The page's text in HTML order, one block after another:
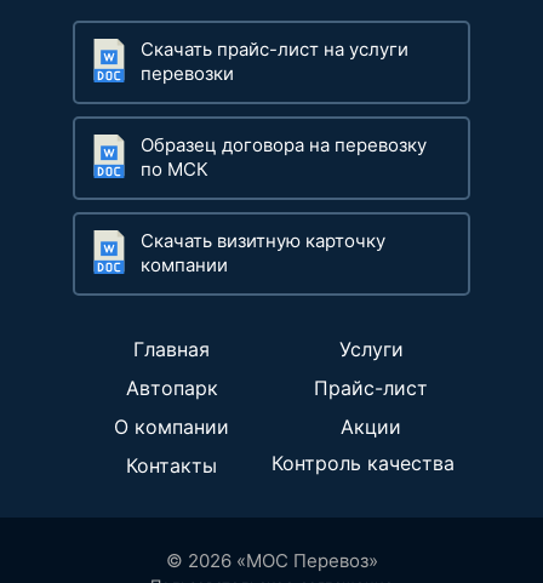
Скачать прайс-лист на услуги
перевозки
Образец договора на перевозку
по МСК
Скачать визитную карточку
компании
Главная
Услуги
Автопарк
Прайс-лист
О компании
Акции
Контакты
Контроль качества
© 2026 «МОС Перевоз»